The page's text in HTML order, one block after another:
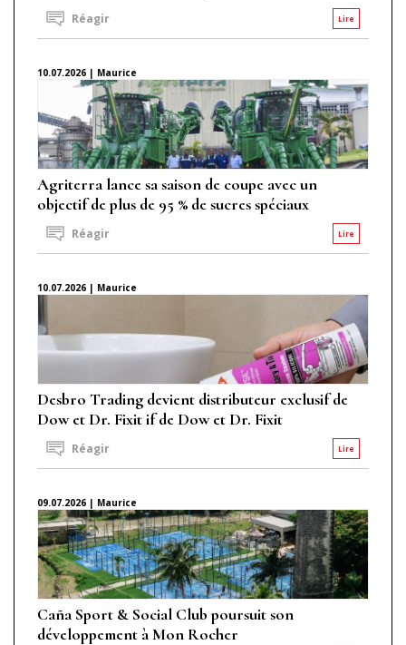
Lire
Réagir
10.07.2026 | Maurice
Agriterra lance sa saison de coupe avec un
objectif de plus de 95 % de sucres spéciaux
Lire
Réagir
10.07.2026 | Maurice
Desbro Trading devient distributeur exclusif de
Dow et Dr. Fixit if de Dow et Dr. Fixit
Lire
Réagir
09.07.2026 | Maurice
Caña Sport & Social Club poursuit son
développement à Mon Rocher